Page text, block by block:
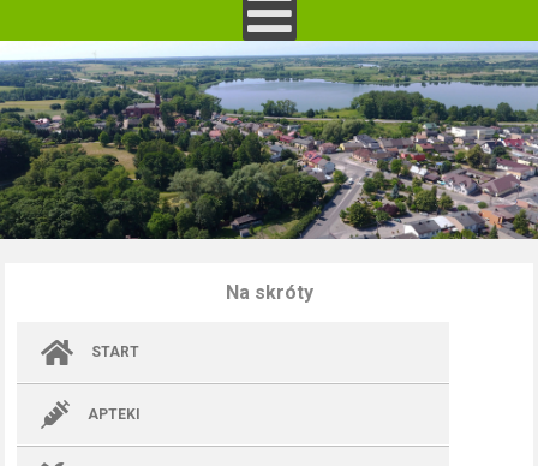
Na skróty
START
APTEKI